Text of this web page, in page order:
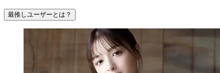
最推しユーザーとは？